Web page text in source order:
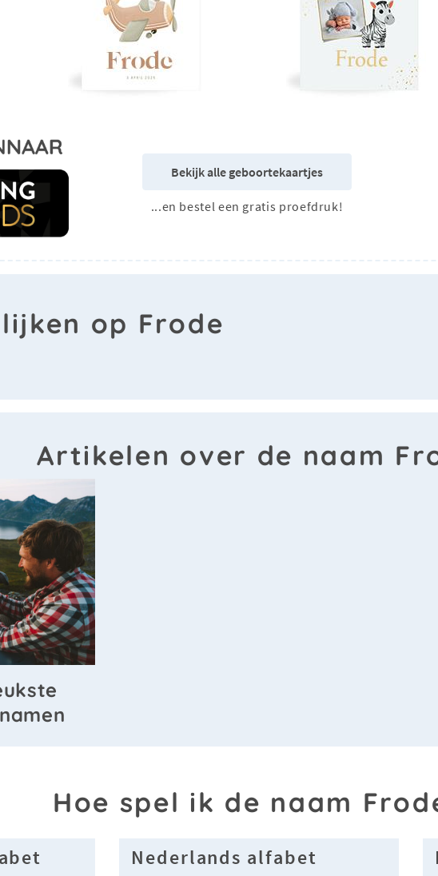
Bekijk alle geboortekaartjes
...en bestel een gratis proefdruk!
op Frode
Artikelen over de naam
Hoe spel ik de naam
Nederlands alfabet